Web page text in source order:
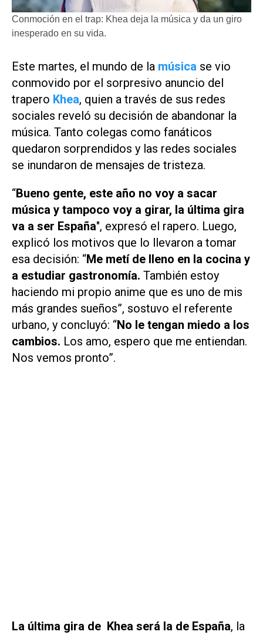
Conmoción en el trap: Khea deja la música y da un giro
inesperado en su vida.
Este martes, el mundo de la música se vio
conmovido por el sorpresivo anuncio del
trapero Khea, quien a través de sus redes
sociales reveló su decisión de abandonar la
música. Tanto colegas como fanáticos
quedaron sorprendidos y las redes sociales
se inundaron de mensajes de tristeza.
“Bueno gente, este año no voy a sacar
música y tampoco voy a girar, la última gira
va a ser España", expresó el rapero. Luego,
explicó los motivos que lo llevaron a tomar
esa decisión: “Me metí de lleno en la cocina y
a estudiar gastronomía. También estoy
haciendo mi propio anime que es uno de mis
más grandes sueños”, sostuvo el referente
urbano, y concluyó: “No le tengan miedo a los
cambios. Los amo, espero que me entiendan.
Nos vemos pronto”.
La última gira de Khea será la de España, la